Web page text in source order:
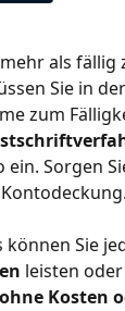
als fällig
Sie in
zum
ein. Sorgen
Sie
leisten
ohne Kosten